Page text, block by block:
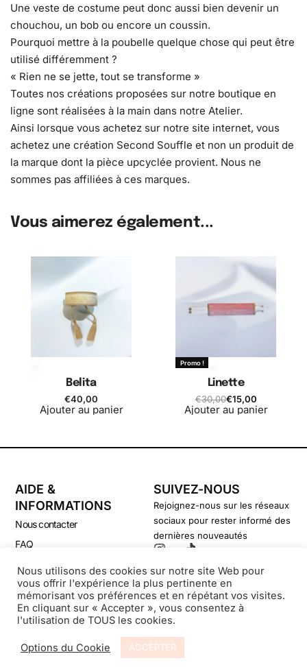
Une veste de costume peut donc aussi bien devenir un
chouchou, un bob ou encore un coussin.
Pourquoi mettre à la poubelle quelque chose qui peut être
utilisé différemment ?
« Rien ne se jette, tout se transforme »
Toutes nos créations proposées sur notre boutique en
ligne sont réalisées à la main dans notre Atelier.
Ainsi lorsque vous achetez sur notre site internet, vous
achetez une création Second Souffle et non un produit de
la marque dont la pièce upcyclée provient. Nous ne
sommes pas affiliées à ces marques.
Vous aimerez également...
Belita
€40,00
Ajouter au panier
Promo !
Linette
€30,00€15,00
Ajouter au panier
AIDE &
INFORMATIONS
Nous contacter
FAQ
CGV
Politique de confidentialité
SUIVEZ-NOUS
Rejoignez-nous sur les réseaux
sociaux pour rester informé des
dernières nouveautés
© Secondsouffle-Boutique.fr
Nous utilisons des cookies sur notre site Web pour
vous offrir l'expérience la plus pertinente en
mémorisant vos préférences et en répétant vos visites.
En cliquant sur « Accepter », vous consentez à
l'utilisation de TOUS les cookies.
Options du Cookie ACCEPTER